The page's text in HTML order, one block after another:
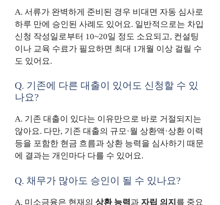
A. 서류가 완벽하게 준비된 경우 비대면 자동 심사로
하루 만에 승인된 사례도 있어요. 일반적으로는 차입
신청 작성일로부터 10~20일 정도 소요되고, 컨설팅
이나 교육 수료가 필요하면 최대 1개월 이상 걸릴 수
도 있어요.
Q. 기존에 다른 대출이 있어도 신청할 수 있
나요?
A. 기존 대출이 있다는 이유만으로 바로 거절되지는
않아요. 다만, 기존 대출의 규모·월 상환액·상환 이력
등을 포함한 현금 흐름과 상환 능력을 심사하기 때문
에 결과는 개인마다 다를 수 있어요.
Q. 채무가 많아도 승인이 될 수 있나요?
A. 미소금융은 현재의 상환 능력과 자립 의지 를 중요